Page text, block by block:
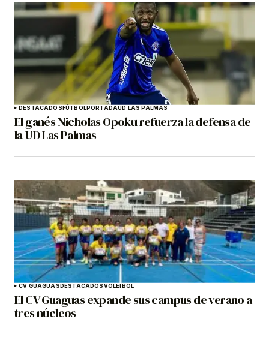
DESTACADOSFÚTBOLPORTADAUD LAS PALMAS
El ganés Nicholas Opoku refuerza la defensa de
la UD Las Palmas
CV GUAGUASDESTACADOSVOLEIBOL
El CV Guaguas expande sus campus de verano a
tres núcleos